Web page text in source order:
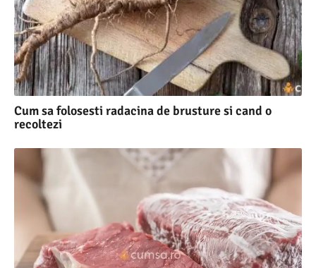
Cum sa folosesti radacina de brusture si cand o
recoltezi